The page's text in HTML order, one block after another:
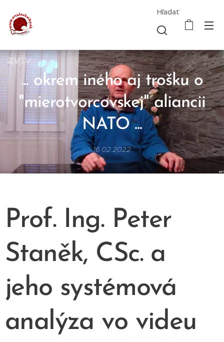
Hľadať
... okrem iného aj trošku o
"mierotvorcovskej" aliancii
NATO ...
16.02.2022
Prof. Ing. Peter
Staněk, CSc. a
jeho systémová
analýza vo videu